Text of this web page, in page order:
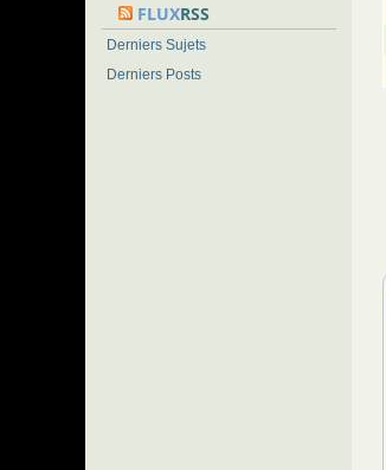
FLUXRSS
Derniers Sujets
Derniers Posts